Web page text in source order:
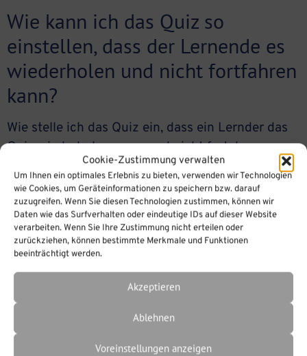
Cookie-Zustimmung verwalten
Um Ihnen ein optimales Erlebnis zu bieten, verwenden wir Technologien
wie Cookies, um Geräteinformationen zu speichern bzw. darauf
zuzugreifen. Wenn Sie diesen Technologien zustimmen, können wir
Daten wie das Surfverhalten oder eindeutige IDs auf dieser Website
verarbeiten. Wenn Sie Ihre Zustimmung nicht erteilen oder
zurückziehen, können bestimmte Merkmale und Funktionen
beeinträchtigt werden.
Akzeptieren
Ablehnen
Voreinstellungen anzeigen
Wie kann ich das Quiz so
einstellen, dass der Lernende es
wiederholen und nicht fortfahren
kann?
Wie stelle ich das Quiz ein, dass ein Lernder das
Quiz wiederholen muss und nicht fortahren
kann? Dazu müssen im Präsentationsexplorer
Verzweigungen vorgenommen werden. Auch ist
es sinnvoll vor dem Quiz eine Folie vorzustellen
mit folgendem oder ähnlichen Inhalt: „Sie müssen
das Quiz nocheinmal bearbeiten, weil…“ In
meinem Beispiel habe ich nur 4 Folien, Folie […]